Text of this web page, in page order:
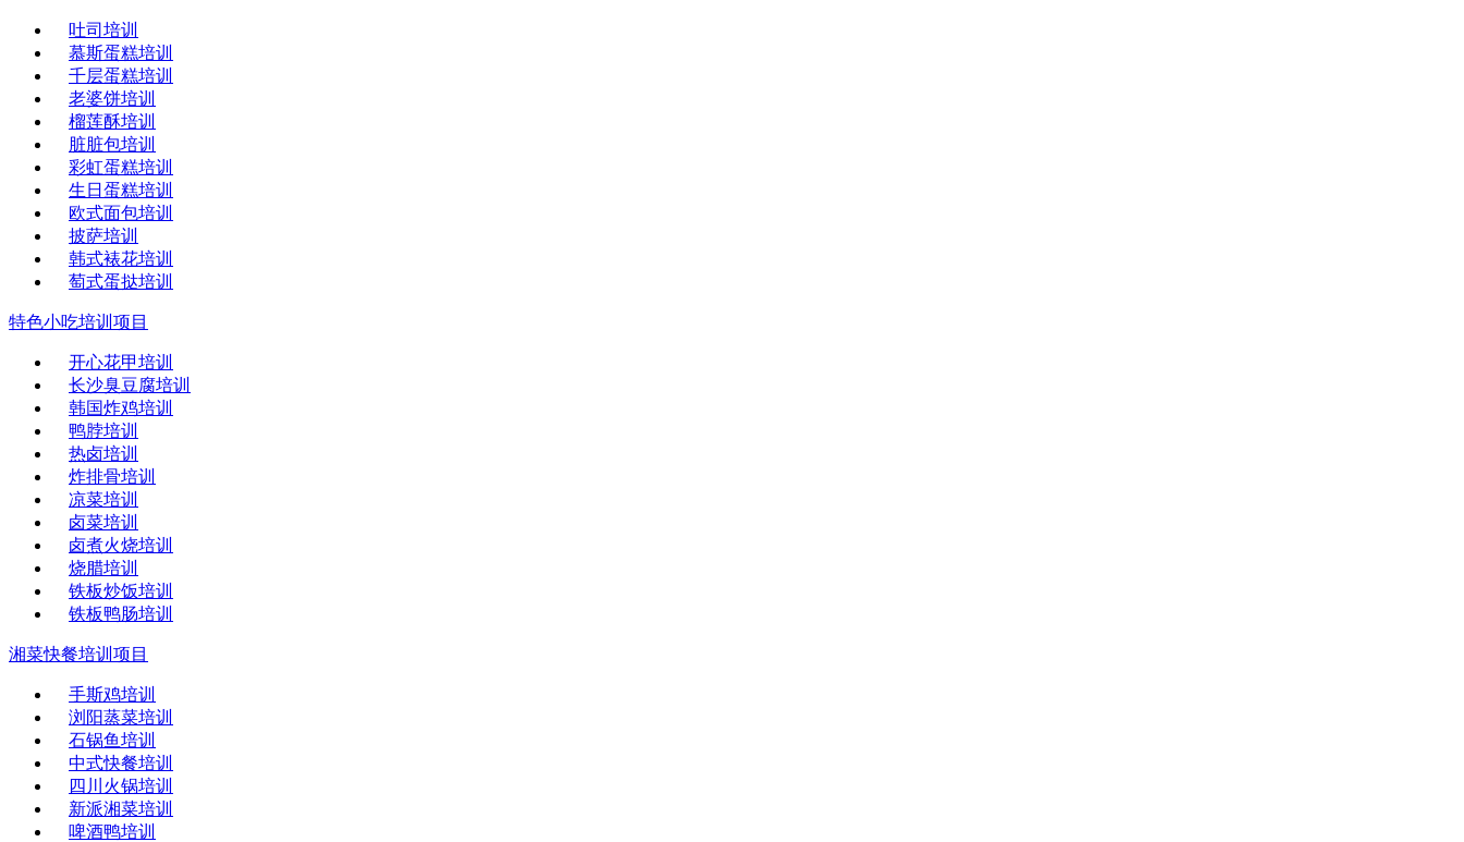
吐司培训
慕斯蛋糕培训
千层蛋糕培训
老婆饼培训
榴莲酥培训
脏脏包培训
彩虹蛋糕培训
生日蛋糕培训
欧式面包培训
披萨培训
韩式裱花培训
萄式蛋挞培训
特色小吃培训项目
开心花甲培训
长沙臭豆腐培训
韩国炸鸡培训
鸭脖培训
热卤培训
炸排骨培训
凉菜培训
卤菜培训
卤煮火烧培训
烧腊培训
铁板炒饭培训
铁板鸭肠培训
湘菜快餐培训项目
手斯鸡培训
浏阳蒸菜培训
石锅鱼培训
中式快餐培训
四川火锅培训
新派湘菜培训
啤酒鸭培训